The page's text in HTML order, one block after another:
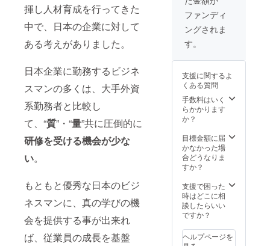
揮し人材育成を行ってきた
中で、日本の企業に対して
ある考えがありました。
日本企業に勤務するビジネ
スマンの多くは、大手外資
系勤務者と比較し
て、“質”・“量”共に圧倒的に
研修を受ける機会が少な
い。
もともと優秀な日本のビジ
ネスマンに、真の学びの機
会を提供する事が出来れ
ば、従業員の成長を基盤
着していた
美容部員・
営業スタッ
フの意識改
革・ビジネ
ス構造改革
に着手し、2
年連続のビ
ジネス倍増
を達成。300
名のチーム
で始まった
各種改革
2500名規模
への改革に
拡大しその
後の大成長
の基盤が作
月〜１
２月に
て、日
いただ
※交通
費、宿
泊費別
途かか
阪 在
住）
１月に
て、日
程調整
きます
費、宿
泊費別
途かか
ります
ファンディ
ングされま
す。
支援に関するよ
くある質問
手数料はいく
らかかります
か？
目標金額に届
かなかった場
合どうなりま
すか？
支援で困った
時はどこに相
談したらいい
ですか？
ヘルプページを